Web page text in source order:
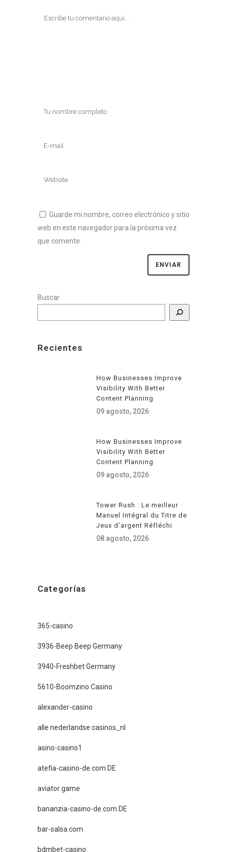
Guarde mi nombre, correo electrónico y sitio
web en este navegador para la próxima vez
que comente.
Buscar
Recientes
How Businesses Improve
Visibility With Better
Content Planning
09 agosto, 2026
How Businesses Improve
Visibility With Better
Content Planning
09 agosto, 2026
Tower Rush : Le meilleur
Manuel Intégral du Titre de
Jeux d’argent Réfléchi
08 agosto, 2026
Categorías
365-casino
3936-Beep Beep Germany
3940-Freshbet Germany
5610-Boomzino Casino
alexander-casino
alle nederlandse casinos_nl
asino-casino1
atefia-casino-de.com DE
aviator game
bananzia-casino-de.com DE
bar-salsa.com
bdmbet-casino